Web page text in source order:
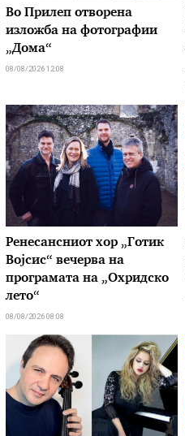
Во Прилеп отворена
изложба на фотографии
„Дома“
08/08/2026 12:08
Ренесансниот хор „Готик
Војсис“ вечерва на
програмата на „Охридско
лето“
08/08/2026 08:08